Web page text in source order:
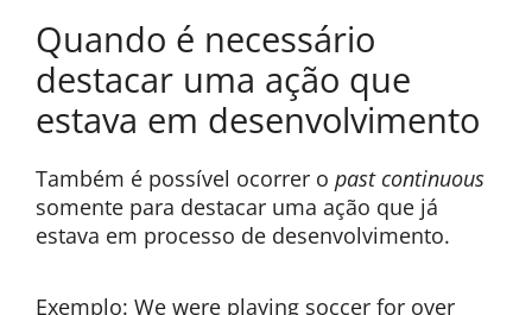
Quando é necessário
destacar uma ação que
estava em desenvolvimento
Também é possível ocorrer o past continuous
somente para destacar uma ação que já
estava em processo de desenvolvimento.
Exemplo: We were playing soccer for over